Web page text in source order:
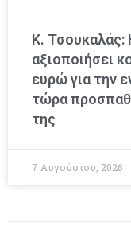
Κ. Τσουκαλάς:
αξιοποιήσει
ευρώ για την
τώρα
της
7 Αυγούστου, 2026